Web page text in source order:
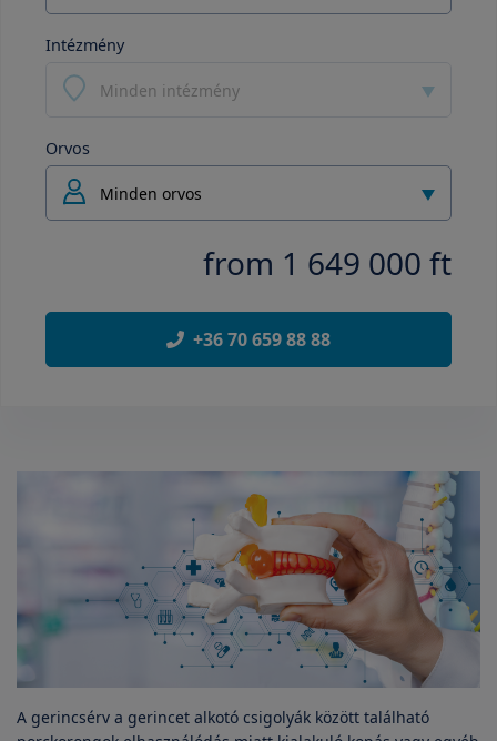
Intézmény
Minden intézmény
Orvos
Minden orvos
from 1 649 000 ft
+36 70 659 88 88
A gerincsérv a gerincet alkotó csigolyák között található